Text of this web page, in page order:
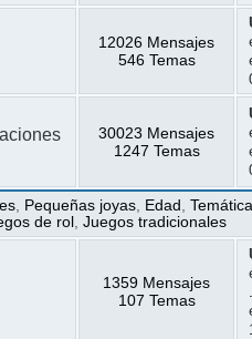
12026 Mensajes
546 Temas
30023 Mensajes
1247 Temas
Pequeñas joyas Edad ,Temática
de rol ,Juegos tradicionales
1359 Mensajes
107 Temas